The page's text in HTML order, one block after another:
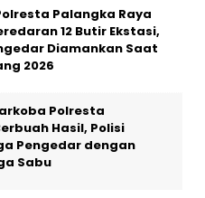
Palangka Raya
12 Butir Ekstasi,
Diamankan Saat
2026
Polresta
Hasil, Polisi
Pengedar dengan
Sabu